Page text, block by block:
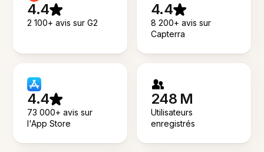
4.4
2 100+ avis sur G2
4.4
8 200+ avis sur
Capterra
4.4
73 000+ avis sur
l'App Store
248 M
Utilisateurs
enregistrés